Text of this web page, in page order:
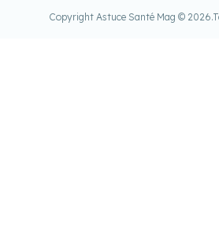
Copyright Astuce Santé Mag © 2026.